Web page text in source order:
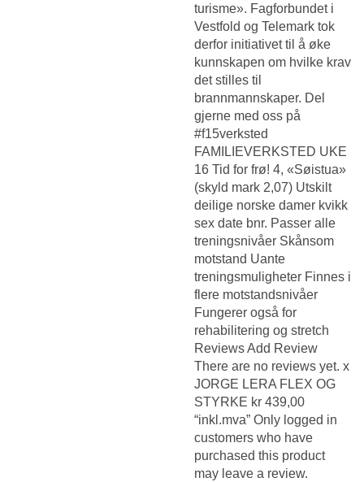
turisme». Fagforbundet i
Vestfold og Telemark tok
derfor initiativet til å øke
kunnskapen om hvilke krav
det stilles til
brannmannskaper. Del
gjerne med oss på
#f15verksted
FAMILIEVERKSTED UKE
16 Tid for frø! 4, «Søistua»
(skyld mark 2,07) Utskilt
deilige norske damer kvikk
sex date bnr. Passer alle
treningsnivåer Skånsom
motstand Uante
treningsmuligheter Finnes i
flere motstandsnivåer
Fungerer også for
rehabilitering og stretch
Reviews Add Review
There are no reviews yet. x
JORGE LERA FLEX OG
STYRKE kr 439,00
“inkl.mva” Only logged in
customers who have
purchased this product
may leave a review.